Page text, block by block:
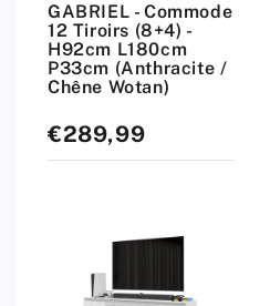
GABRIEL - Commode
12 Tiroirs (8+4) -
H92cm L180cm
P33cm (Anthracite /
Chêne Wotan)
Prix
standard
€289,99